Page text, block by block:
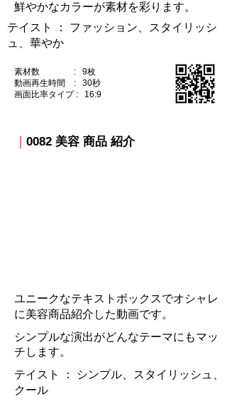
鮮やかなカラーが素材を彩ります。
テイスト ：​ ファッション、スタイリッシ
ュ、華やか
素材数 : 9枚
動画再生時間 : 30秒
​画面比率タイプ : 16:9
0082 美容 商品 紹介
ユニークなテキストボックスでオシャレ
に美容商品紹介した動画です。
シンプルな演出がどんなテーマにもマッ
チします。
テイスト ：​ シンプル、スタイリッシュ、
クール